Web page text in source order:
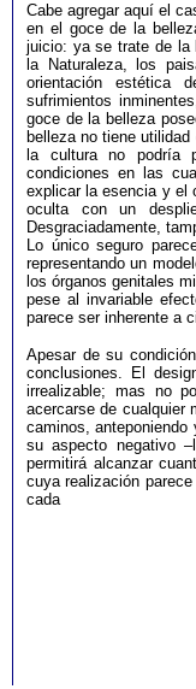
Cabe agregar aquí el
en el goce de la
juicio: ya se trate de la
la Naturaleza, los
orientación estética
sufrimientos
goce de la belleza
belleza no tiene
la cultura no podría
condiciones en las
explicar la esencia y el
oculta con un
Desgraciadamente,
Lo único seguro
representando un
los órganos genitales
pese al invariable
parece ser inherente a
Apesar de su
conclusiones. El
irrealizable; mas no
acercarse de cualquier
caminos,
su aspecto negativo
permitirá alcanzar
cuya realización
cada